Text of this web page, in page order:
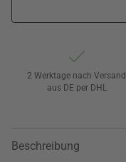
2 Werktage nach Versand
aus DE per DHL
Beschreibung